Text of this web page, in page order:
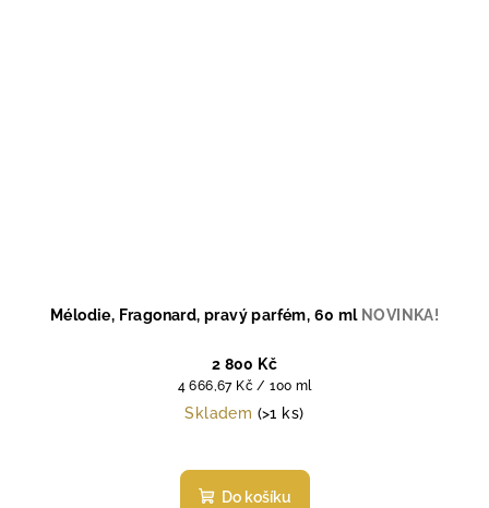
Mélodie, Fragonard, pravý parfém, 60 ml NOVINKA!
2 800 Kč
Měrná
cena:
4 666,67 Kč / 100 ml
Skladem (>1 ks)
hodnocení
produktu
Do košíku